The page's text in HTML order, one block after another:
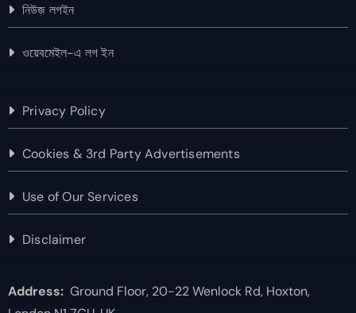
নিউজ লগইন
ওয়েবমেইল-এ লগ ইন
Privacy Policy
Cookies & 3rd Party Advertisements
Use of Our Services
Disclaimer
Address:Ground Floor, 20-22 Wenlock Rd, Hoxton,